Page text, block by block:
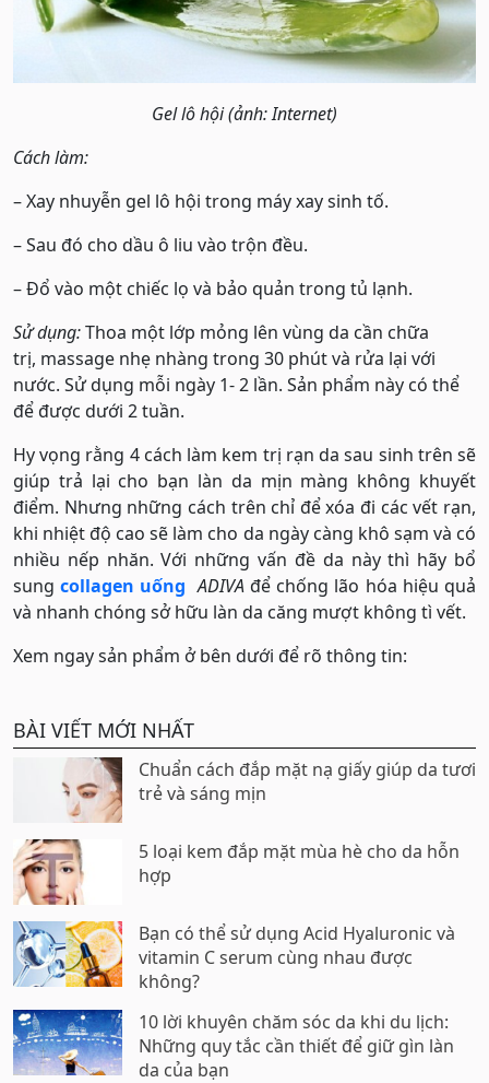
Gel lô hội (ảnh: Internet)
Cách làm:
– Xay nhuyễn gel lô hội trong máy xay sinh tố.
– Sau đó cho dầu ô liu vào trộn đều.
– Đổ vào một chiếc lọ và bảo quản trong tủ lạnh.
Sử dụng:Thoa một lớp mỏng lên vùng da cần chữa
trị, massage nhẹ nhàng trong 30 phút và rửa lại với
nước. Sử dụng mỗi ngày 1- 2 lần. Sản phẩm này có thể
để được dưới 2 tuần.
Hy vọng rằng 4 cách làm kem trị rạn da sau sinh trên sẽ
giúp trả lại cho bạn làn da mịn màng không khuyết
điểm. Nhưng những cách trên chỉ để xóa đi các vết rạn,
khi nhiệt độ cao sẽ làm cho da ngày càng khô sạm và có
nhiều nếp nhăn. Với những vấn đề da này thì hãy bổ
sungcollagen uống ADIVAđể chống lão hóa hiệu quả
và nhanh chóng sở hữu làn da căng mượt không tì vết.
Xem ngay sản phẩm ở bên dưới để rõ thông tin:
BÀI VIẾT MỚI NHẤT
Chuẩn cách đắp mặt nạ giấy giúp da tươi
trẻ và sáng mịn
5 loại kem đắp mặt mùa hè cho da hỗn
hợp
Bạn có thể sử dụng Acid Hyaluronic và
vitamin C serum cùng nhau được
không?
10 lời khuyên chăm sóc da khi du lịch:
Những quy tắc cần thiết để giữ gìn làn
da của bạn